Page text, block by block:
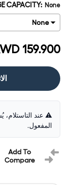
CAPACITY: None
159.900
⚠️ عند التاستلام،
المفعول.
Add To
Compare